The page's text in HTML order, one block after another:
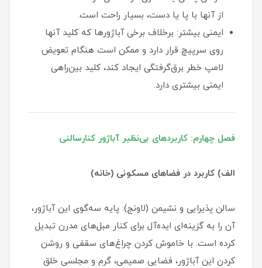
از آنها با پا یا دست، بسیار راحت است.
ایمنی بیشتر: برخلاف برخی آباژورها که کلید آنها
روی سرپیچ قرار دارد و ممکن است هنگام تعویض
لامپ خطر برق‌گرفتگی ایجاد کند، کلید بین‌راهی
ایمنی بیشتری دارد.
فصل چهارم: کاربردهای بی‌نظیر آباژور کنارسالنی
الف) کاربرد در فضاهای مسکونی (خانه)
سالن پذیرایی و نشیمن (لاونج): پایه سه‌گوی این آباژور،
آن را به گزینه‌ای ایده‌آل برای کنار مبل‌های مدرن تبدیل
کرده است. با خاموش کردن چراغ‌های سقفی و روشن
کردن این آباژور، فضایی صمیمی، گرم و مجلسی خلق